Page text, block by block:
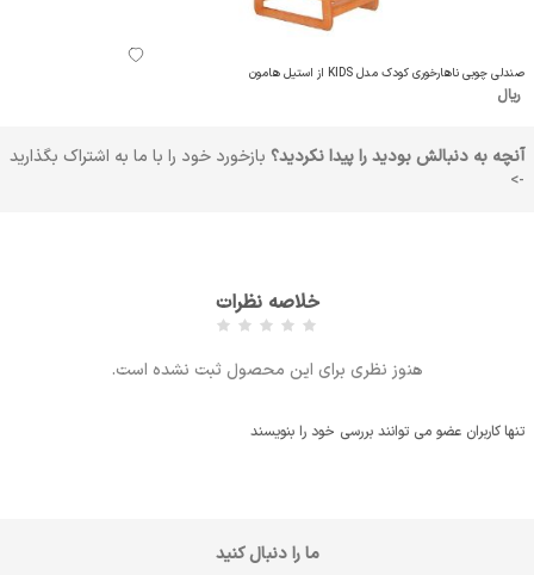
صندلی چوبی ناهارخوری کودک مدل KIDS از استیل هامون
ریال
آنچه به دنبالش بودید را پیدا نکردید؟ بازخورد خود را با ما به اشتراک بگذارید
->
خلاصه نظرات
هنوز نظری برای این محصول ثبت نشده است.
تنها کاربران عضو می توانند بررسی خود را بنویسند
ما را دنبال کنید